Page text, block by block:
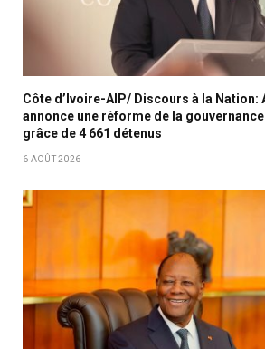
Côte d’Ivoire-AIP/ Discours à la Nation:
annonce une réforme de la
grâce de 4 661 détenus
6 AOÛT 2026